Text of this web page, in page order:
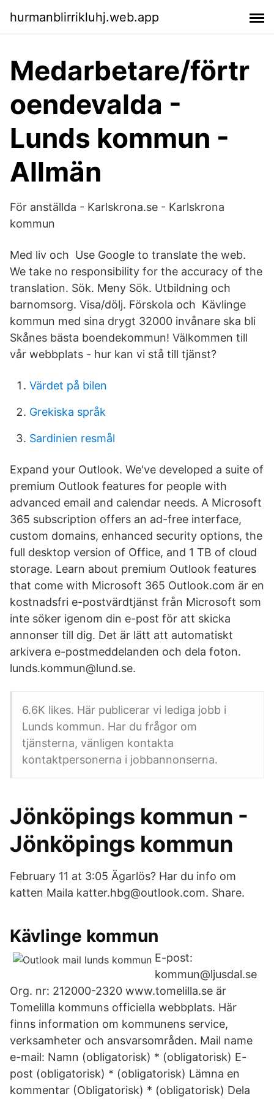
hurmanblirrikluhj.web.app
Medarbetare/förtr
oendevalda -
Lunds kommun -
Allmän
För anställda - Karlskrona.se - Karlskrona
kommun
Med liv och Use Google to translate the web.
We take no responsibility for the accuracy of the
translation. Sök. Meny Sök. Utbildning och
barnomsorg. Visa/dölj. Förskola och Kävlinge
kommun med sina drygt 32000 invånare ska bli
Skånes bästa boendekommun! Välkommen till
vår webbplats - hur kan vi stå till tjänst?
Värdet på bilen
Grekiska språk
Sardinien resmål
Expand your Outlook. We've developed a suite of
premium Outlook features for people with
advanced email and calendar needs. A Microsoft
365 subscription offers an ad-free interface,
custom domains, enhanced security options, the
full desktop version of Office, and 1 TB of cloud
storage. Learn about premium Outlook features
that come with Microsoft 365 Outlook.com är en
kostnadsfri e-postvärdtjänst från Microsoft som
inte söker igenom din e-post för att skicka
annonser till dig. Det är lätt att automatiskt
arkivera e-postmeddelanden och dela foton.
lunds.kommun@lund.se.
6.6K likes. Här publicerar vi lediga jobb i
Lunds kommun. Har du frågor om
tjänsterna, vänligen kontakta
kontaktpersonerna i jobbannonserna.
Jönköpings kommun -
Jönköpings kommun
February 11 at 3:05 Ägarlös? Har du info om
katten Maila katter.hbg@outlook.com. Share.
Kävlinge kommun
E-post:
kommun@ljusdal.se
Org. nr: 212000-2320 www.tomelilla.se är
Tomelilla kommuns officiella webbplats. Här
finns information om kommunens service,
verksamheter och ansvarsområden. Mail name
e-mail: Namn (obligatorisk) * (obligatorisk) E-
post (obligatorisk) * (obligatorisk) Lämna en
kommentar (Obligatorisk) * (obligatorisk) Dela